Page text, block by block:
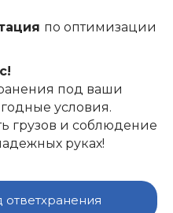
по оптимизации
под ваши
условия.
грузов и соблюдение
руках!
ответхранения